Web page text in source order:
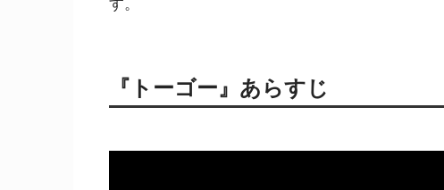
す。
『 トーゴー』あらすじ